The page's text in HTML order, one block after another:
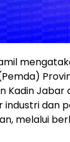
Kadin Jabar
dan
melalui